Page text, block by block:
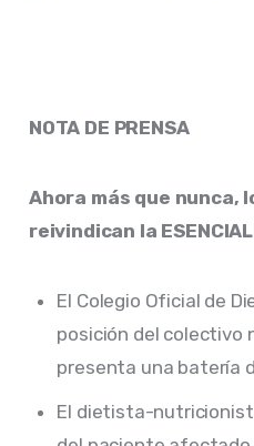
NOTA DE PRENSA
Ahora más que
reivindican la
El Colegio Oficial de
posición del colectivo
presenta una batería
El dietista-